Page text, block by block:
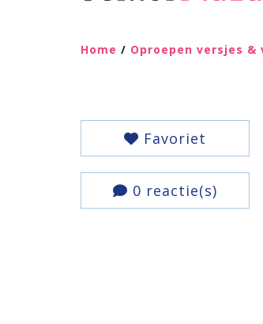
Home / Oproepen versjes &
Favoriet
0 reactie(s)